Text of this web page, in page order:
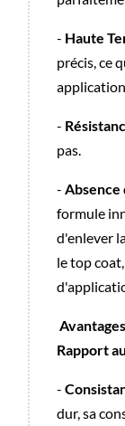
- Haute
précis, ce
-
pas.
- Absence
formule
d'enlever
le top
Rapport
-
dur, sa